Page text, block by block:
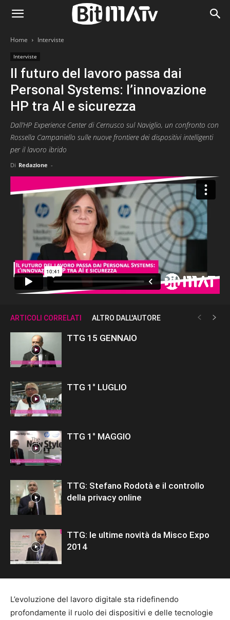
Home Interviste
Interviste
Il futuro del lavoro passa dai
Personal Systems: l’innovazione
HP tra AI e sicurezza
Dall’HP Experience Center di Cernusco sul Naviglio, un confronto con
Rossella Campaniello sulle nuove frontiere dei dispositivi intelligenti
per il lavoro ibrido
Di Redazione -
ARTICOLI CORRELATI ALTRO DALL'AUTORE
TTG 15 GENNAIO
TTG 1° LUGLIO
TTG 1° MAGGIO
TTG: Stefano Rodotà e il controllo
della privacy online
TTG: le ultime novità da Misco Expo
2014
L’evoluzione del lavoro digitale sta ridefinendo
profondamente il ruolo dei dispositivi e delle tecnologie